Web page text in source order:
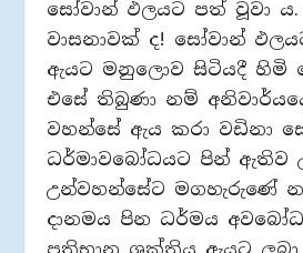
සෝවාන් ඵලයට පත් වූවා
වාසනාවක් ද! සෝවාන්
ඇයට මනුලොව සිටියදී හිමි
එසේ තිබුණා නම්
වහන්සේ ඇය කරා වඩිනා
ධර්මාවබෝධයට පින් ඇතිව
උන්වහන්සේට මගහැරුණේ
දානමය පින ධර්මය